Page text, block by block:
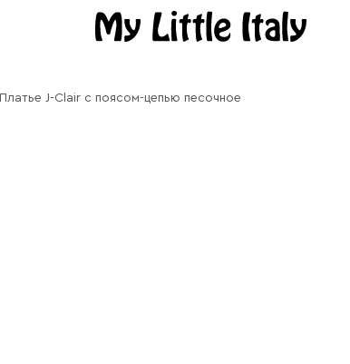
Платье J-Clair с поясом-цепью песочное